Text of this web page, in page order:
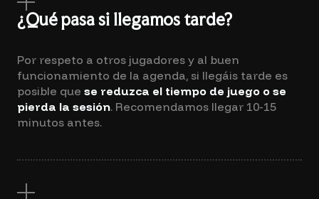
¿Qué pasa si llegamos tarde?
Por respeto a otros jugadores y al buen
funcionamiento de la agenda, si llegáis tarde es
posible que se reduzca el tiempo de juego o se
pierda la sesión. Recomendamos llegar 10-15
minutos antes.